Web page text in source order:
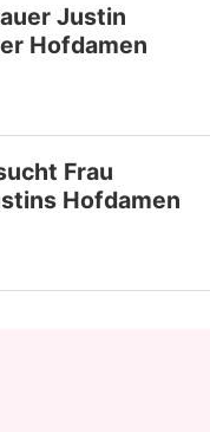
Justin
Hofdamen
Frau
Hofdamen